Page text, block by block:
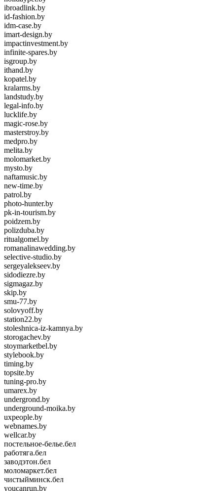
ibroadlink.by
id-fashion.by
idm-case.by
imart-design.by
impactinvestment.by
infinite-spares.by
isgroup.by
ithand.by
kopatel.by
kralarms.by
landstudy.by
legal-info.by
lucklife.by
magic-rose.by
masterstroy.by
medpro.by
melita.by
molomarket.by
mysto.by
naftamusic.by
new-time.by
patrol.by
photo-hunter.by
pk-in-tourism.by
poidzem.by
polizduba.by
ritualgomel.by
romanalinawedding.by
selective-studio.by
sergeyalekseev.by
sidodiezre.by
sigmagaz.by
skip.by
smu-77.by
solovyoff.by
station22.by
stoleshnica-iz-kamnya.by
storogachev.by
stoymarketbel.by
stylebook.by
timing.by
topsite.by
tuning-pro.by
umarex.by
undergrond.by
underground-moika.by
uxpeople.by
webnames.by
wellcar.by
постельное-белье.бел
работяга.бел
заводэтон.бел
моломаркет.бел
чистыйминск.бел
youcanrun.by